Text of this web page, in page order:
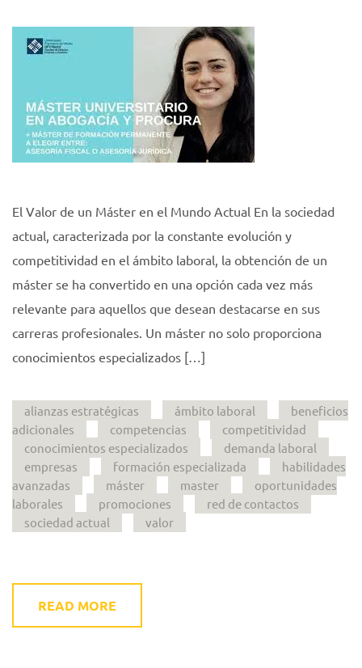
El Valor de un Máster en el Mundo Actual En la sociedad
actual, caracterizada por la constante evolución y
competitividad en el ámbito laboral, la obtención de un
máster se ha convertido en una opción cada vez más
relevante para aquellos que desean destacarse en sus
carreras profesionales. Un máster no solo proporciona
conocimientos especializados […]
alianzas estratégicas ámbito laboral
beneficios
adicionales
competencias
competitividad
conocimientos especializados
demanda laboral
empresas
formación especializada
habilidades
avanzadas
máster master
oportunidades
laborales
promociones
red de contactos
sociedad actual
valor
READ MORE